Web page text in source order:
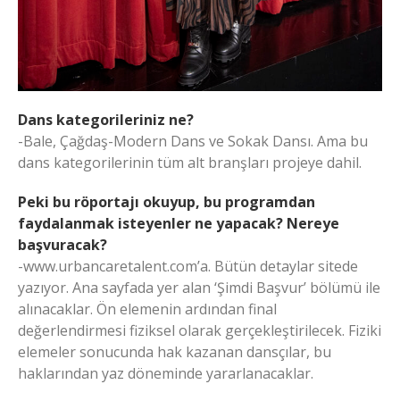
Dans kategorileriniz ne?
-Bale, Çağdaş-Modern Dans ve Sokak Dansı. Ama bu
dans kategorilerinin tüm alt branşları projeye dahil.
Peki bu röportajı okuyup, bu programdan
faydalanmak isteyenler ne yapacak? Nereye
başvuracak?
-www.urbancaretalent.com’a. Bütün detaylar sitede
yazıyor. Ana sayfada yer alan ‘Şimdi Başvur’ bölümü ile
alınacaklar. Ön elemenin ardından final
değerlendirmesi fiziksel olarak gerçekleştirilecek. Fiziki
elemeler sonucunda hak kazanan dansçılar, bu
haklarından yaz döneminde yararlanacaklar.